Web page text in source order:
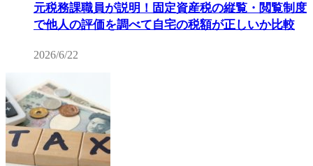
元税務課職員が説明！固定資産税の縦覧・閲覧制度
で他人の評価を調べて自宅の税額が正しいか比較
2026/6/22